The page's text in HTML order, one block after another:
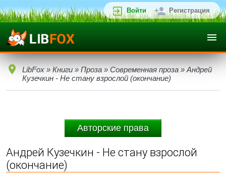
Войти Регистрация
LibFox » Книги » Проза » Современная проза » Андрей
Кузечкин - Не стану взрослой (окончание)
Авторские права
Андрей Кузечкин - Не стану взрослой
(окончание)